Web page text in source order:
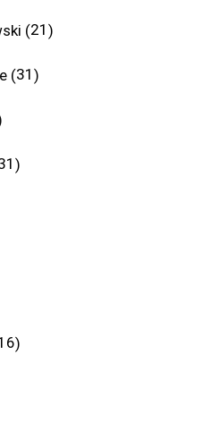
21
31